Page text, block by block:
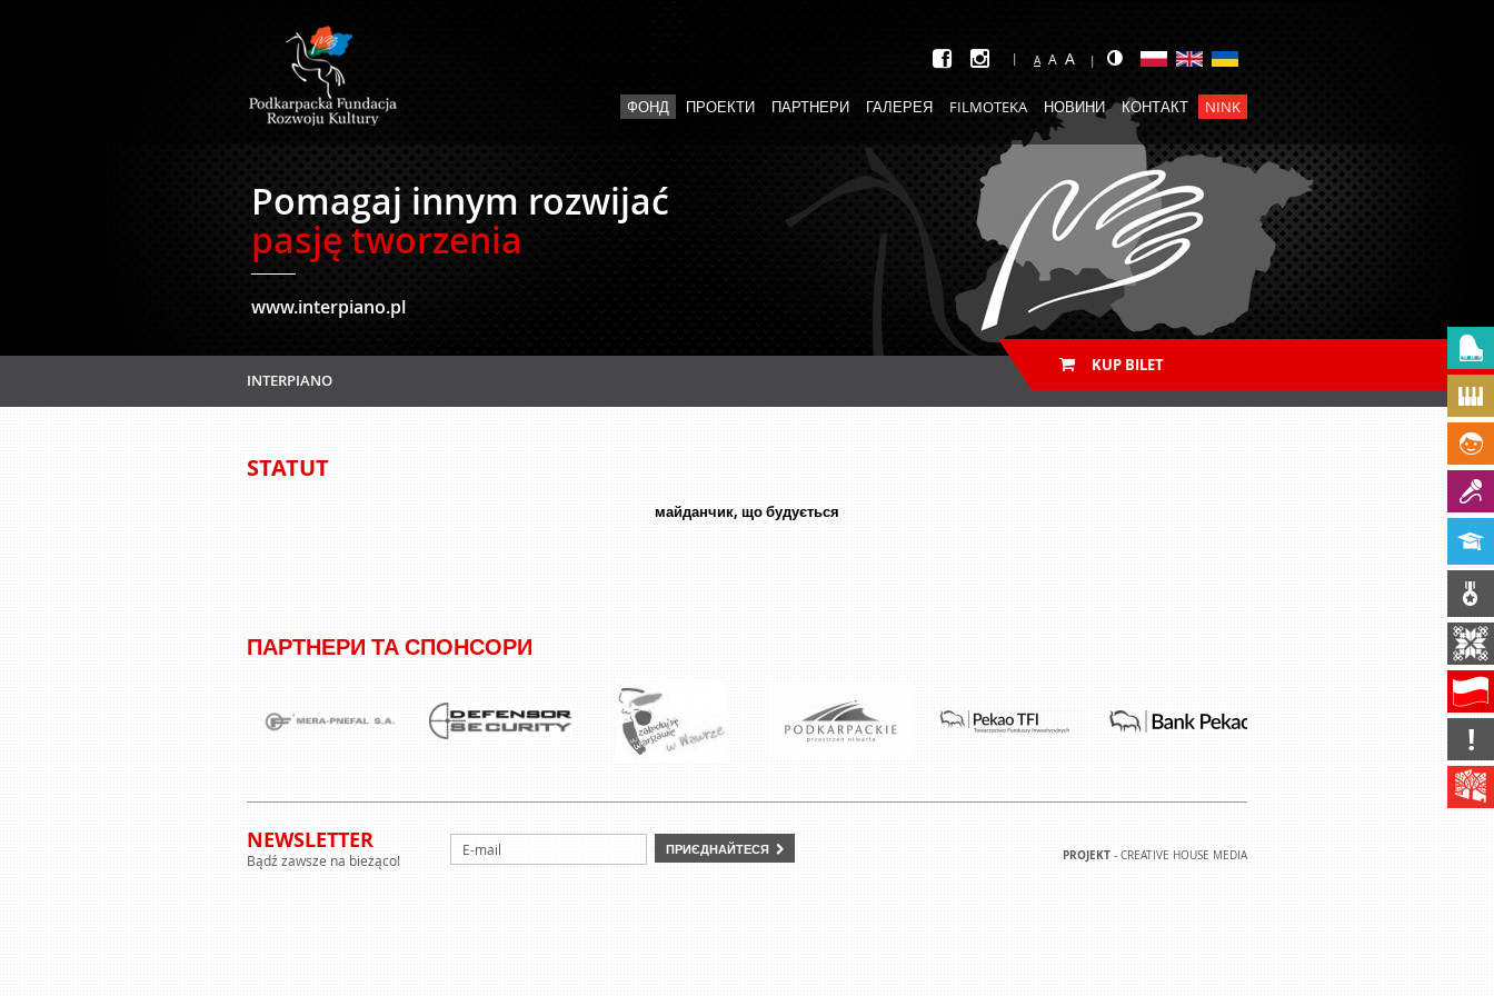
Pomagaj innym rozwijać
pasję tworzenia
www.interpiano.pl
KUP BILET
INTERPIANO
A A A
ФОНД ПРОЕКТИ ПАРТНЕРИ ГАЛЕРЕЯ FILMOTEKA НОВИНИ КОНТАКТ NINK
STATUT
майданчик, що будується
ПАРТНЕРИ ТА СПОНСОРИ
NEWSLETTER
Bądź zawsze na bieżąco!
ПРИЄДНАЙТЕСЯ PROJEKT - CREATIVE HOUSE MEDIA
!